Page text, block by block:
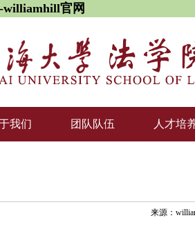
官网
我们 团队队伍 人才培
来源：